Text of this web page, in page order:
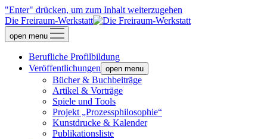
"Enter" drücken, um zum Inhalt weiterzugehen
Die Freiraum-Werkstatt
open menu
Berufliche Profilbildung
Veröffentlichungen open menu
Bücher & Buchbeiträge
Artikel & Vorträge
Spiele und Tools
Projekt „Prozessphilosophie“
Kunstdrucke & Kalender
Publikationsliste